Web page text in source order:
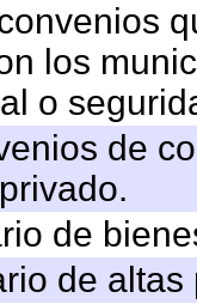
los
o
de
de
de